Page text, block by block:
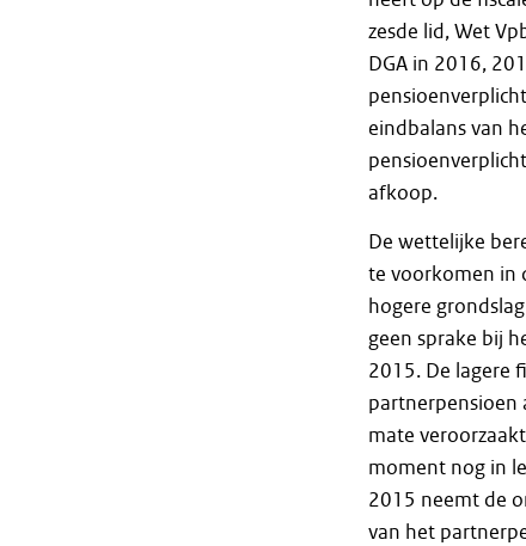
zesde lid, Wet
DGA in 2016,
eindbalans van
afkoop.
De wettelijke
te voorkomen in
hogere
geen sprake bij
2015. De lagere
partnerpensioen
mate
moment nog in
2015 neemt de
van het